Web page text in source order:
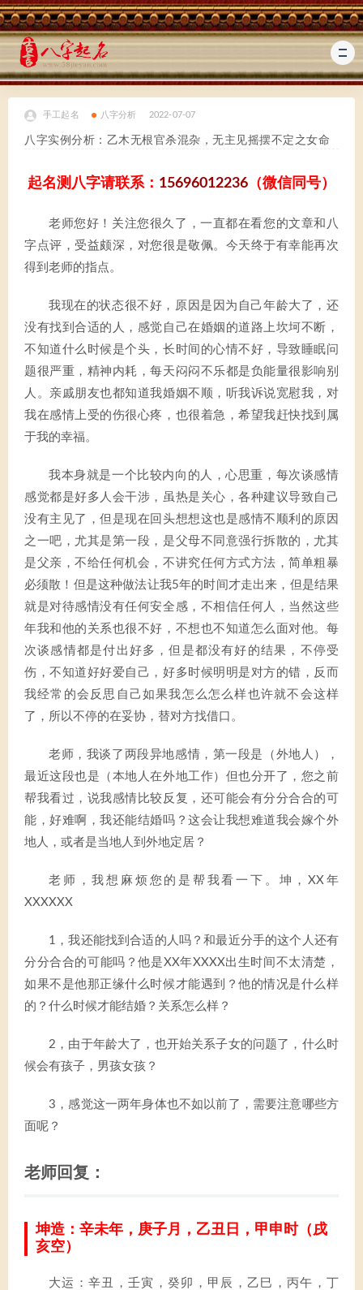
手工起名 八字分析 2022-07-07
八字实例分析：乙木无根官杀混杂，无主见摇摆不定之女命
起名测八字请联系： 15696012236 （微信同号）
老师您好！关注您很久了，一直都在看您的文章和八
字点评，受益颇深，对您很是敬佩。今天终于有幸能再次
得到老师的指点。
我现在的状态很不好，原因是因为自己年龄大了，还
没有找到合适的人，感觉自己在婚姻的道路上坎坷不断，
不知道什么时候是个头，长时间的心情不好，导致睡眠问
题很严重，精神内耗，每天闷闷不乐都是负能量很影响别
人。亲戚朋友也都知道我婚姻不顺，听我诉说宽慰我，对
我在感情上受的伤很心疼，也很着急，希望我赶快找到属
于我的幸福。
我本身就是一个比较内向的人，心思重，每次谈感情
感觉都是好多人会干涉，虽热是关心，各种建议导致自己
没有主见了，但是现在回头想想这也是感情不顺利的原因
之一吧，尤其是第一段，是父母不同意强行拆散的，尤其
是父亲，不给任何机会，不讲究任何方式方法，简单粗暴
必须散！但是这种做法让我5年的时间才走出来，但是结果
就是对待感情没有任何安全感，不相信任何人，当然这些
年我和他的关系也很不好，不想也不知道怎么面对他。每
次谈感情都是付出好多，但是都没有好的结果，不停受
伤，不知道好好爱自己，好多时候明明是对方的错，反而
我经常的会反思自己如果我怎么怎么样也许就不会这样
了，所以不停的在妥协，替对方找借口。
老师，我谈了两段异地感情，第一段是（外地人），
最近这段也是（本地人在外地工作）但也分开了，您之前
帮我看过，说我感情比较反复，还可能会有分分合合的可
能，好难啊，我还能结婚吗？这会让我想难道我会嫁个外
地人，或者是当地人到外地定居？
老师，我想麻烦您的是帮我看一下。坤，XX年
XXXXXX
1，我还能找到合适的人吗？和最近分手的这个人还有
分分合合的可能吗？他是XX年XXXX出生时间不太清楚，
如果不是他那正缘什么时候才能遇到？他的情况是什么样
的？什么时候才能结婚？关系怎么样？
2，由于年龄大了，也开始关系子女的问题了，什么时
候会有孩子，男孩女孩？
3，感觉这一两年身体也不如以前了，需要注意哪些方
面呢？
老师回复：
坤造：辛未年，庚子月，乙丑日，甲申时（戌
亥空）
大运：辛丑，壬寅，癸卯，甲辰，乙巳，丙午，丁